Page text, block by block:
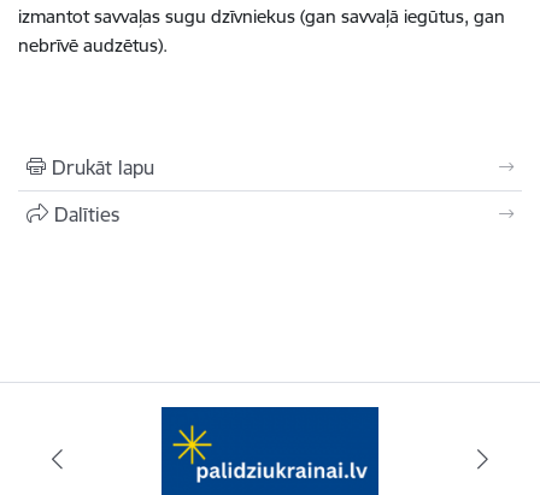
izmantot savvaļas sugu dzīvniekus (gan savvaļā iegūtus, gan
nebrīvē audzētus).
Drukāt lapu
Dalīties